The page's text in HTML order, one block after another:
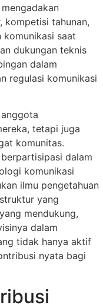
kompetisi tahunan,
saat
dukungan teknis
dalam
regulasi komunikasi
tetapi juga
komunitas.
dalam
komunikasi
ilmu pengetahuan
yang
mendukung,
dalam
tidak hanya aktif
nyata bagi